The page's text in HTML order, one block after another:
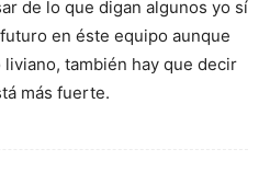
de lo que digan algunos yo sí
en éste equipo aunque
liviano, también hay que decir
más fuerte.